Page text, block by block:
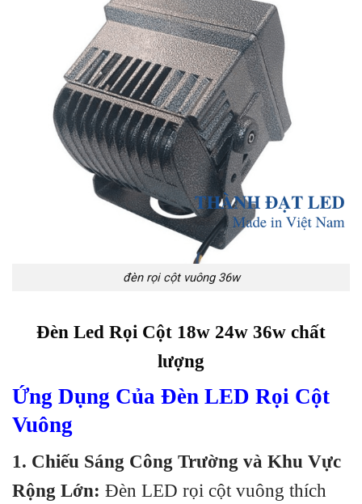
đèn rọi cột vuông 36w
Đèn Led Rọi Cột 18w 24w 36w chất
lượng
Ứng Dụng Của Đèn LED Rọi Cột
Vuông
1. Chiếu Sáng Công Trường và Khu Vực
Rộng Lớn: Đèn LED rọi cột vuông thích